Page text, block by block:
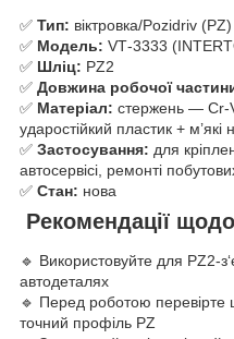
✅ Тип: віктровка/Pozidriv (PZ)
✅ Модель: VT‑3333
✅ Шліц: PZ2
✅ Довжина робочої
✅ Матеріал: стержень —
ударостійкий пластик + м’які
✅ Застосування: для
автосервісі, ремонті
✅ Стан: нова
Рекомендації
🔹 Використовуйте для
автодеталях
🔹 Перед роботою перевірте
точний профіль PZ